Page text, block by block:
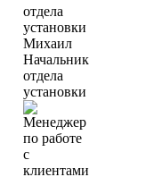
Михаил
Начальник
отдела
установки